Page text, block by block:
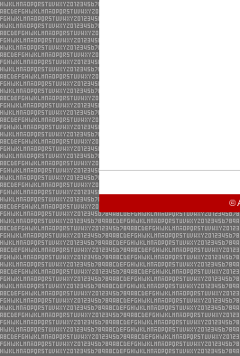
©